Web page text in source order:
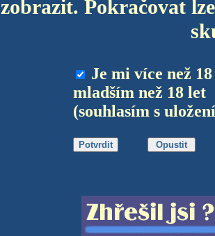
zobrazit. Pokračovat
Je mi více než
mladším než 18 let
(souhlasím s